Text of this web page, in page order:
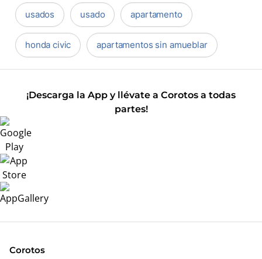
usados usado apartamento
honda civic apartamentos sin amueblar
¡Descarga la App y llévate a Corotos a todas
partes!
Corotos